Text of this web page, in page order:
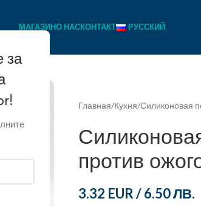
за
МАГАЗИНО НАСКОНТАКТ РУССКИЙ
Главная Кухня Силиконовая
против
3.32 EUR/6.50 ЛВ.